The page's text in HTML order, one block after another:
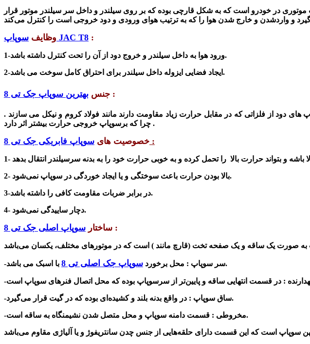
در خودرو است که به شکل قارچی بوده که بر روی سیلندر و داخل سر سیلندر موتور قرار
وظایف سوپاپ JAC T8 :
1-ورود هوا به داخل سیلندر و خروج دود از آن را تحت کنترل داشته باشد.
2-ایجاد فضایی ایزوله داخل سیلندر برای احتراق کامل سوخت می باشد.
جنس بهترین سوپاپ جک تی 8 :
دود از فلزاتی که در مقابل حرارت زیاد مقاومت دارند مانند فولاد کروم و نیکل می سازند .
چرا که برسوپاپ خروجی حرارت بیشتر اثر دارد .
خصوصیت های سوپاپ فابریکی جک تی 8 :
2- بالا بودن حرارت باعث سوختگی و یا ایجاد خوردگی در سوپاپ نمی‌شود.
3-در برابر ضربات مقاومت کافی را داشته باشد.
4- دچار ساییدگی نمی‌شود.
ساختار سوپاپ اصلی جک تی 8 :
-سر سوپاپ­ : محل برخورد سوپاپ جک اصلی تی 8 با اسبک می باشد.
-ساق سوپاپ : در واقع بدنه بلند و کشیده‌ای بوده که در گیت قرار می‌گیرد.
-مخروطی : قسمت دامنه سوپاپ و محل متصل شدن نشیمنگاه به ساقه است.